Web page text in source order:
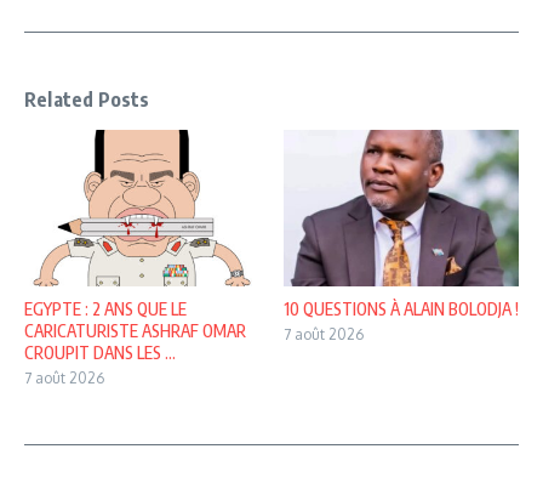
Related Posts
EGYPTE : 2 ANS QUE LE
CARICATURISTE ASHRAF OMAR
CROUPIT DANS LES ...
7 août 2026
10 QUESTIONS À ALAIN BOLODJA !
7 août 2026